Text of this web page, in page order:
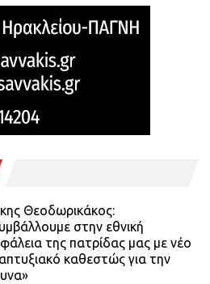
Θεοδωρικάκος:
στην εθνική
της πατρίδας μας με νέο
καθεστώς για την